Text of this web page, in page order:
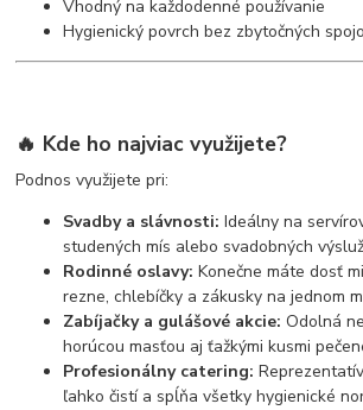
Vhodný na každodenné používanie
Hygienický povrch bez zbytočných
🔥 Kde ho najviac využijete?
Podnos využijete pri:
Svadby a slávnosti: Ideálny na
studených mís alebo svadobných
Rodinné oslavy: Konečne máte dosť
rezne, chlebíčky a zákusky na jednom
Zabíjačky a gulášové akcie: Odolná
horúcou masťou aj ťažkými kusmi
Profesionálny catering:
ľahko čistí a spĺňa všetky hygienické